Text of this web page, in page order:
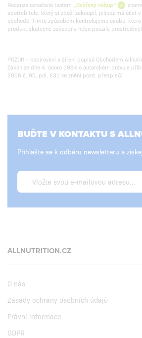
Recenze označená textem „Ověřený nákup“
spotřebitele, který si zboží zakoupil, jelikož má účet
obchodě. Tímto způsobem kontrolujeme osobu,
produkt skutečně zakoupila nebo použila
POZOR – kopírování a šíření popisů Obchodem
Zákon ze dne 4. února 1994 o autorském právu a
2006 č. 90, pol. 631 ve znění pozd. předpisů)
BUĎTE V KONTAKTU S
Přihlašte se k odběru newsletteru a
ALLNUTRITION.CZ
O nás
Zásady ochrany osobních údajů
Právní informace
GDPR